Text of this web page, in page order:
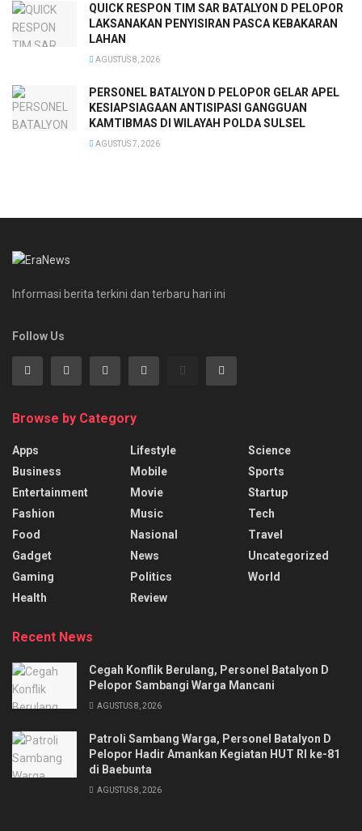
QUICK RESPON TIM SAR BATALYON D PELOPOR
LAKSANAKAN PENYISIRAN PASCA KEBAKARAN
LAHAN
AGUSTUS 8, 2026
PERSONEL BATALYON D PELOPOR GELAR APEL
KESIAPSIAGAAN ANTISIPASI GANGGUAN
KAMTIBMAS DI WILAYAH POLDA SULSEL
AGUSTUS 7, 2026
Informasi berita terkini dan terbaru hari ini
Follow Us
Browse by Category
Apps
Business
Entertainment
Fashion
Food
Gadget
Gaming
Health
Lifestyle
Mobile
Movie
Music
Nasional
News
Politics
Review
Science
Sports
Startup
Tech
Travel
Uncategorized
World
Recent News
Cegah Konflik Berulang, Personel Batalyon D
Pelopor Sambangi Warga Mancani
AGUSTUS 8, 2026
Patroli Sambang Warga, Personel Batalyon D
Pelopor Hadir Amankan Kegiatan HUT RI ke-81
di Baebunta
AGUSTUS 8, 2026